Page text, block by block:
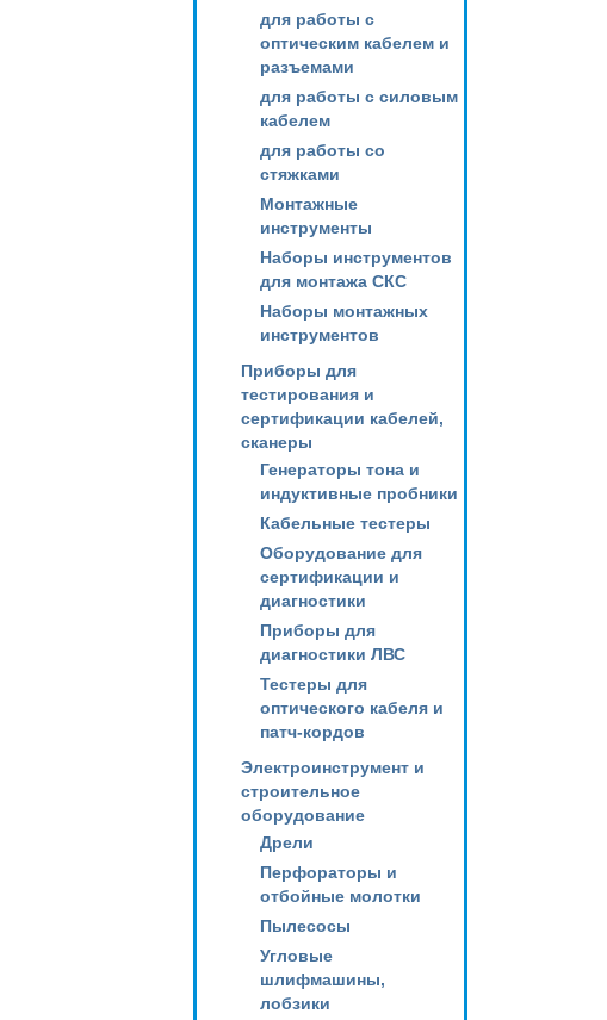
для работы с
оптическим кабелем и
разъемами
для работы с силовым
кабелем
для работы со
стяжками
Монтажные
инструменты
Наборы инструментов
для монтажа СКС
Наборы монтажных
инструментов
Приборы для
тестирования и
сертификации кабелей,
сканеры
Генераторы тона и
индуктивные пробники
Кабельные тестеры
Оборудование для
сертификации и
диагностики
Приборы для
диагностики ЛВС
Тестеры для
оптического кабеля и
патч-кордов
Электроинструмент и
строительное
оборудование
Дрели
Перфораторы и
отбойные молотки
Пылесосы
Угловые
шлифмашины,
лобзики